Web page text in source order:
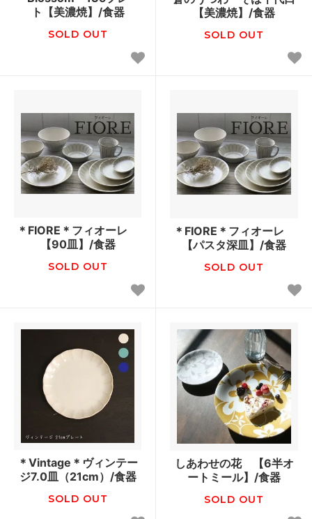
ト【美濃焼】/食器
SOLD OUT
【美濃焼】/食器
SOLD OUT
＊FIORE＊フィオーレ
【90皿】/食器
SOLD OUT
＊FIORE＊フィオーレ
【パスタ深皿】/食器
SOLD OUT
＊Vintage＊ヴィンテー
ジ7.0皿（21cm）/食器
SOLD OUT
しあわせの花 【6半オ
ートミール】/食器
SOLD OUT